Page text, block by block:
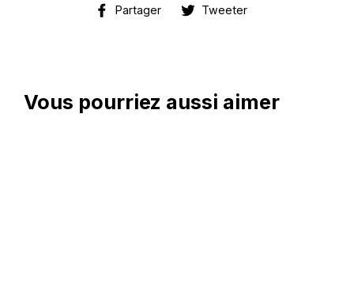
Partager
PartagerTweeter
Vous pourriez aussi aimer